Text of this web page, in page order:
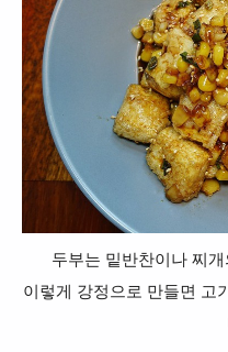
두부는 밑반찬이나 찌
이렇게 강정으로 만들면 고